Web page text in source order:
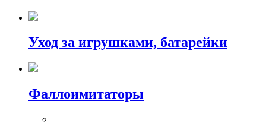
Уход за игрушками, батарейки
Фаллоимитаторы